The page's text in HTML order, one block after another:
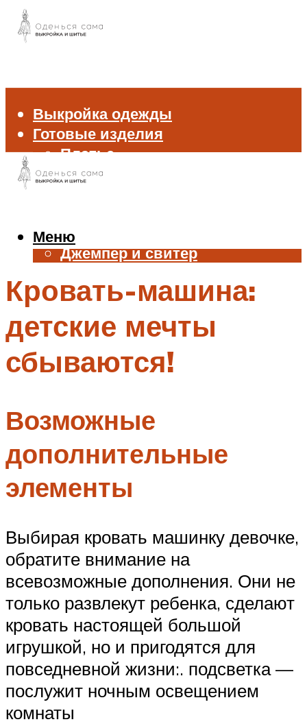
Выкройка одежды
Готовые изделия
Платье
Брюки
Жилет
Джемпер и свитер
Аксессуары
Меню
Меню
Кровать-машина:
детские мечты
сбываются!
Возможные
дополнительные
элементы
Выбирая кровать машинку девочке,
обратите внимание на
всевозможные дополнения. Они не
только развлекут ребенка, сделают
кровать настоящей большой
игрушкой, но и пригодятся для
повседневной жизни:. подсветка —
послужит ночным освещением
комнаты